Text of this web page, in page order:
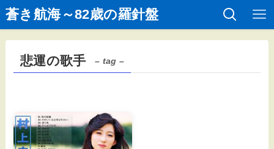
蒼き航海～82歳の羅針盤
悲運の歌手 – tag –